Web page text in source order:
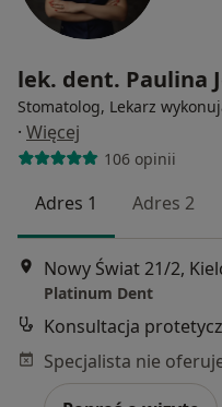
lek. dent. Paulina
Stomatolog, Lekarz
· Więcej
106 opinii
Adres 1 Adres 2
Nowy Świat 21/2,
Platinum Dent
Konsultacja